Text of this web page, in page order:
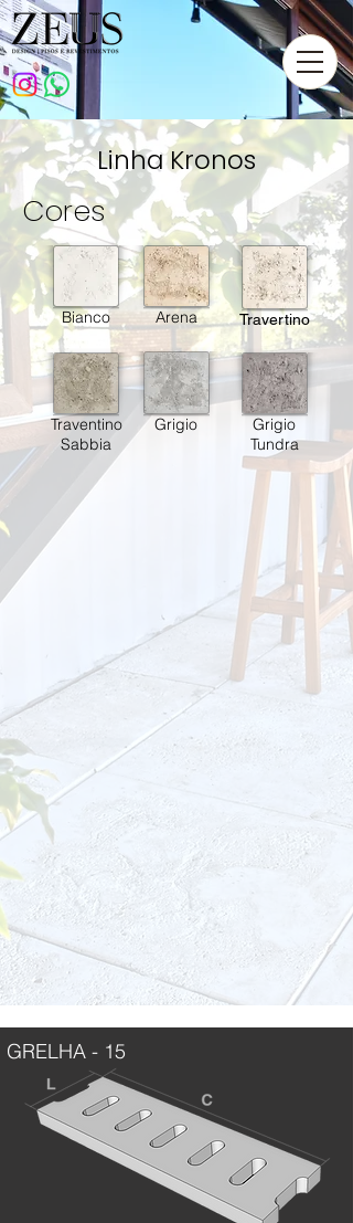
Linha Kronos
Cores
Bianco Arena Travertino
Traventino
Sabbia
Grigio
Grigio
Tundra
GRELHA - 15